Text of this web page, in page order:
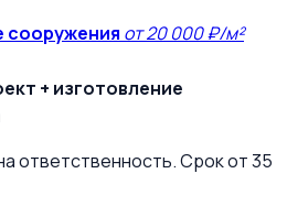
сооружения от 20 000 ₽/м²
+ изготовление
ответственность. Срок от 35